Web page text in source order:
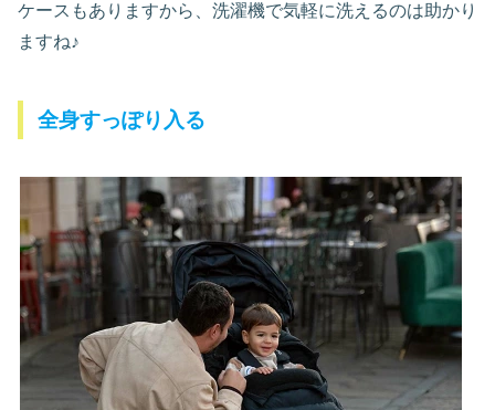
ケースもありますから、洗濯機で気軽に洗えるのは助かり
ますね♪
全身すっぽり入る